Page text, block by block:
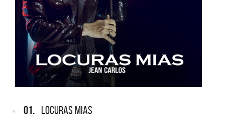
01. LOCURAS MIAS